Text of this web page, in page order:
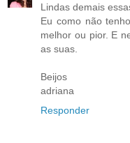
Lindas demais
Eu como não
melhor ou pior. E
as suas.
Beijos
adriana
Responder